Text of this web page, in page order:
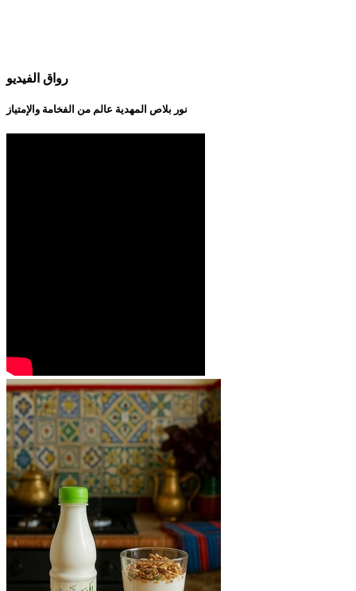
رواق الفيديو
نور بلاص المهدية عالم من الفخامة والإمتياز